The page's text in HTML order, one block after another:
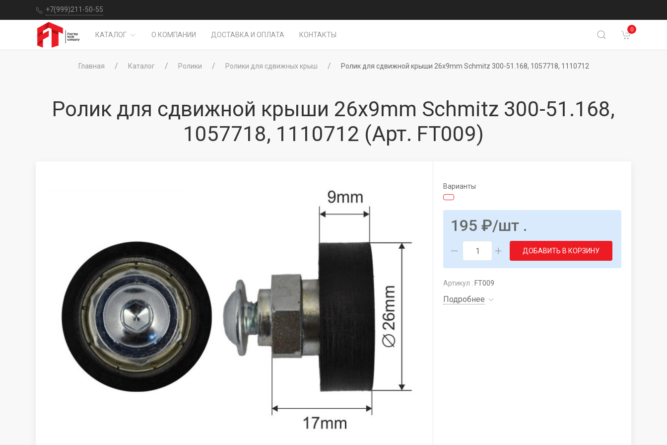
+7(999)211-50-55
КАТАЛОГ О КОМПАНИИ ДОСТАВКА И ОПЛАТА КОНТАКТЫ
0
Главная Каталог Ролики Ролики для сдвижных крыш Ролик для сдвижной крыши 26x9mm Schmitz 300-51.168, 1057718, 1110712
Ролик для сдвижной крыши 26x9mm Schmitz 300-51.168,
1057718, 1110712 (Арт. FT009)
Варианты
195 ₽/шт .
ДОБАВИТЬ В КОРЗИНУ
Артикул : FT009
Подробнее